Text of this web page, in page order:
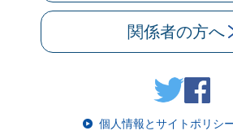
関係者の方へ
個人情報とサイトポリシ